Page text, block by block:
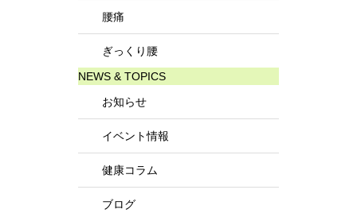
腰痛
ぎっくり腰
NEWS & TOPICS
お知らせ
イベント情報
健康コラム
ブログ